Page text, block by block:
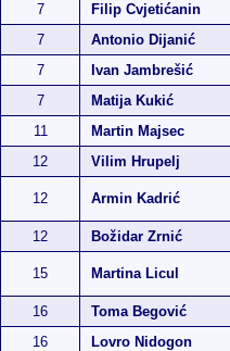
7
Filip Cvjetićanin
7
Antonio Dijanić
7
Ivan Jambrešić
7
Matija Kukić
11
Martin Majsec
12
Vilim Hrupelj
12 Armin Kadrić
12
Božidar Zrnić
15 Martina Licul
16
Toma Begović
16
Lovro Nidogon